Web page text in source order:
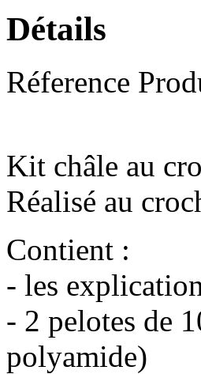
Détails
Réference
Kit châle au
Réalisé au
Contient :
- les
- 2 pelotes de
polyamide)